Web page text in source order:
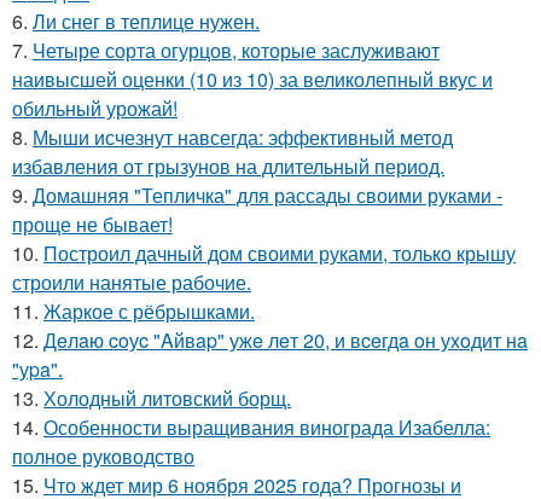
6. Ли снег в теплице нужен.
7. Четыре сорта огурцов, которые заслуживают
наивысшей оценки (10 из 10) за великолепный вкус и
обильный урожай!
8. Мыши исчезнут навсегда: эффективный метод
избавления от грызунов на длительный период.
9. Домашняя "Тепличка" для рассады своими руками -
проще не бывает!
10. Построил дачный дом своими руками, только крышу
строили нанятые рабочие.
11. Жаркое с рёбрышками.
12. Дeлaю coуc "Aйвap" ужe лeт 20, и вceгдa oн уxoдит нa
"уpa".
13. Холодный литовский борщ.
14. Особенности выращивания винограда Изабелла:
полное руководство
15. Что ждет мир 6 ноября 2025 года? Прогнозы и